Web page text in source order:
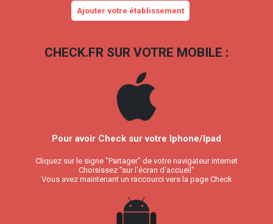
Ajouter votre établissement
CHECK.FR SUR VOTRE MOBILE :
Pour avoir Check sur votre Iphone/Ipad
Cliquez sur le signe "Partager" de votre navigateur internet
Choisissez "sur l'écran d'accueil"
Vous avez maintenant un raccourci vers la page Check